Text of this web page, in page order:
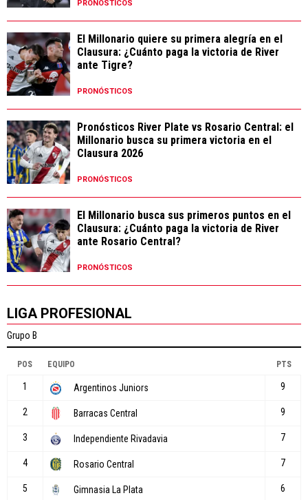
PRONÓSTICOS
El Millonario quiere su primera alegría en el
Clausura: ¿Cuánto paga la victoria de River
ante Tigre?
PRONÓSTICOS
Pronósticos River Plate vs Rosario Central: el
Millonario busca su primera victoria en el
Clausura 2026
PRONÓSTICOS
El Millonario busca sus primeros puntos en el
Clausura: ¿Cuánto paga la victoria de River
ante Rosario Central?
PRONÓSTICOS
LIGA PROFESIONAL